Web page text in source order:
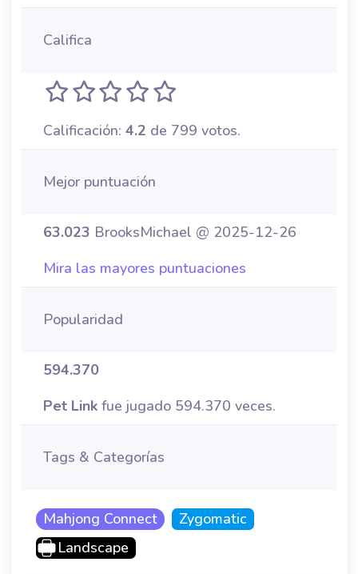
Califica
Calificación: 4.2 de 799 votos.
Mejor puntuación
63.023 BrooksMichael @ 2025-12-26
Mira las mayores puntuaciones
Popularidad
594.370
Pet Link fue jugado 594.370 veces.
Tags & Categorías
Mahjong Connect
Zygomatic
Landscape